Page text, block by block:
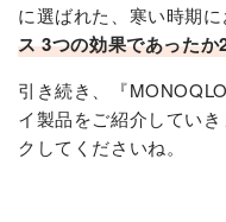
に選ばれた、寒い時期
ス 3つの効果であった
引き続き、『
イ製品をご紹介してい
クしてくださいね。